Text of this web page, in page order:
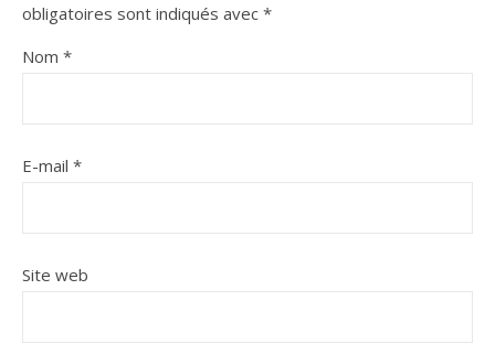
obligatoires sont indiqués avec *
Nom *
E-mail *
Site web